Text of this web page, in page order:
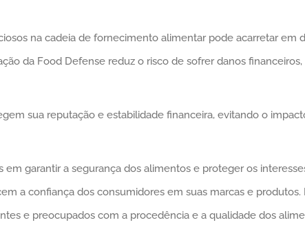
na cadeia de fornecimento alimentar pode acarretar em
da Food Defense reduz o risco de sofrer danos
sua reputação e estabilidade financeira, evitando o
garantir a segurança dos alimentos e proteger os
a confiança dos consumidores em suas marcas e
e preocupados com a procedência e a qualidade dos